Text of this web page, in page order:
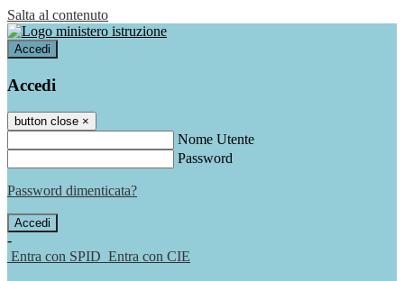
Salta al contenuto
Accedi
Accedi
button close ×
Nome Utente
Password
Password dimenticata?
-
Entra con SPID Entra con CIE